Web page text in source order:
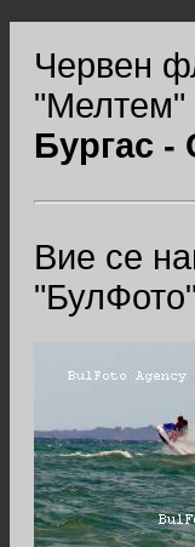
Червен
"Мелтем"
Бургас
Вие се
"БулФото"